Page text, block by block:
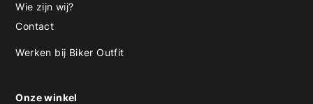
Wie zijn wij?
Contact
Werken bij Biker Outfit
Onze winkel